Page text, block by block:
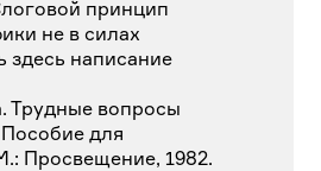
принцип
не в силах
здесь написание
Трудные вопросы
для
Просвещение, 1982.